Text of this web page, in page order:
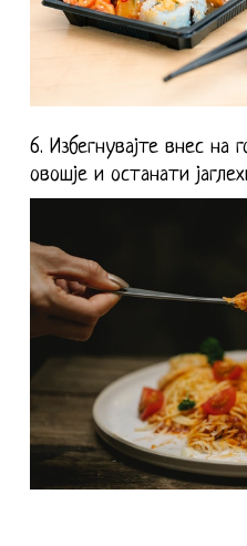
Нема
Оди
6. Избегнувајте внес на
овошје и останати